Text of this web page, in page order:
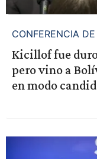
CONFERENCIA
Kicillof fue
pero vino a
en modo